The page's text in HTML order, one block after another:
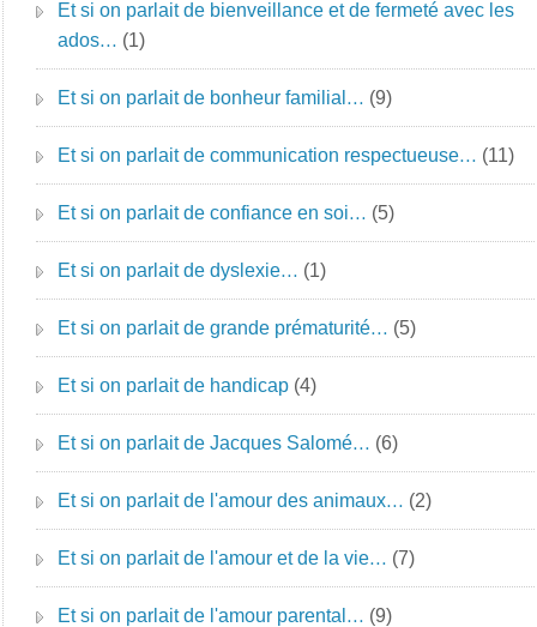
Et si on parlait de bienveillance et de fermeté avec les
ados… (1)
Et si on parlait de bonheur familial… (9)
Et si on parlait de communication respectueuse… (11)
Et si on parlait de confiance en soi… (5)
Et si on parlait de dyslexie… (1)
Et si on parlait de grande prématurité… (5)
Et si on parlait de handicap (4)
Et si on parlait de Jacques Salomé… (6)
Et si on parlait de l'amour des animaux… (2)
Et si on parlait de l'amour et de la vie… (7)
Et si on parlait de l'amour parental… (9)